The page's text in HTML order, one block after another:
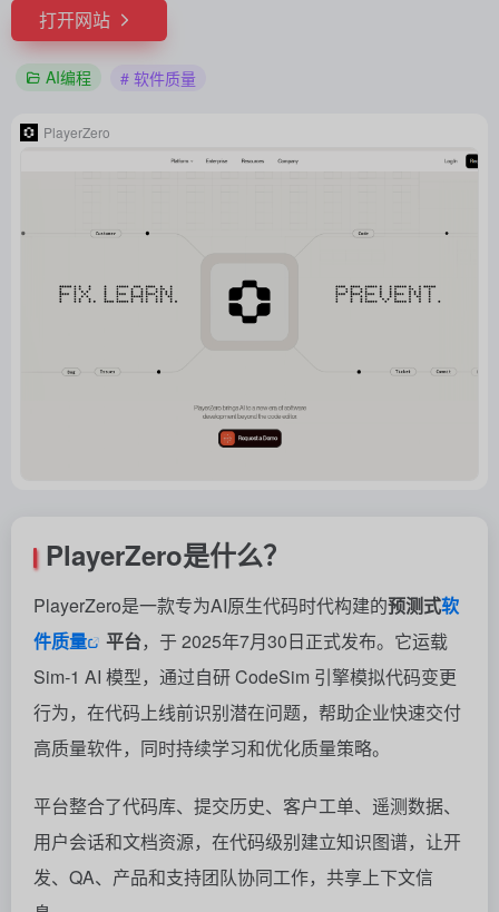
打开网站
AI编程 # 软件质量
PlayerZero
PlayerZero是什么？
PlayerZero是一款专为AI原生代码时代构建的预测式软
件质量
平台，于 2025年7月30日正式发布。它运载
Sim‑1 AI 模型，通过自研 CodeSim 引擎模拟代码变更
行为，在代码上线前识别潜在问题，帮助企业快速交付
高质量软件，同时持续学习和优化质量策略。
平台整合了代码库、提交历史、客户工单、遥测数据、
用户会话和文档资源，在代码级别建立知识图谱，让开
发、QA、产品和支持团队协同工作，共享上下文信